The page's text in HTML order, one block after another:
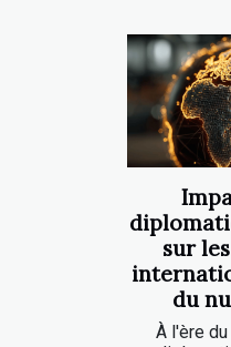
sur
du
À l'ère